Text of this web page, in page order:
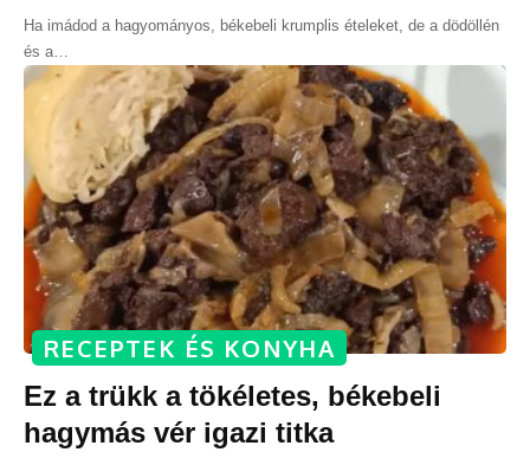
Ha imádod a hagyományos, békebeli krumplis ételeket, de a dödöllén
és a
RECEPTEK ÉS KONYHA
Ez a trükk a tökéletes, békebeli
hagymás vér igazi titka